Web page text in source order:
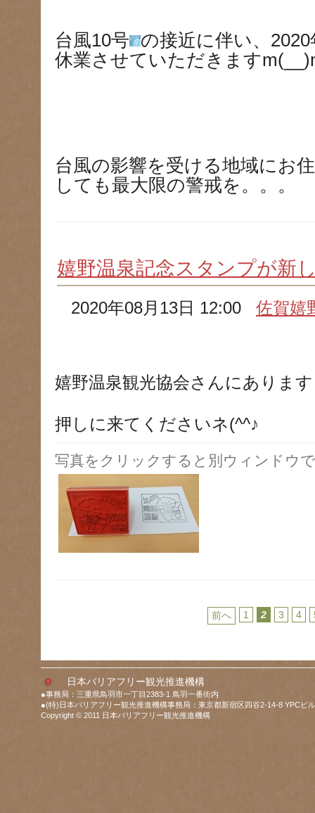
台風10号 の接近に伴い、
休業させていただきます
台風の影響を受ける地域にお
しても最大限の警戒を。。。
嬉野温泉記念スタンプが新
2020年08月13日 12:00佐賀嬉
嬉野温泉観光協会さんにあります
押しに来てくださいネ(^^♪
写真をクリックすると別ウィンドウ
前へ 1 2 3 4
日本バリアフリー観光推進機構
●事務局：三重県鳥羽市一丁目2383-1 鳥羽一番街内
●(特)日本バリアフリー観光推進機構事務局：東京都新宿区四谷2-14-8 YPCビ
Copyright © 2011 日本バリアフリー観光推進機構